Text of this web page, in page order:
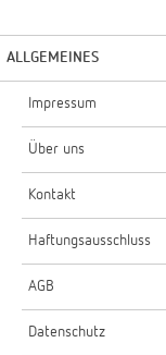
ALLGEMEINES
Impressum
Über uns
Kontakt
Haftungsausschluss
AGB
Datenschutz